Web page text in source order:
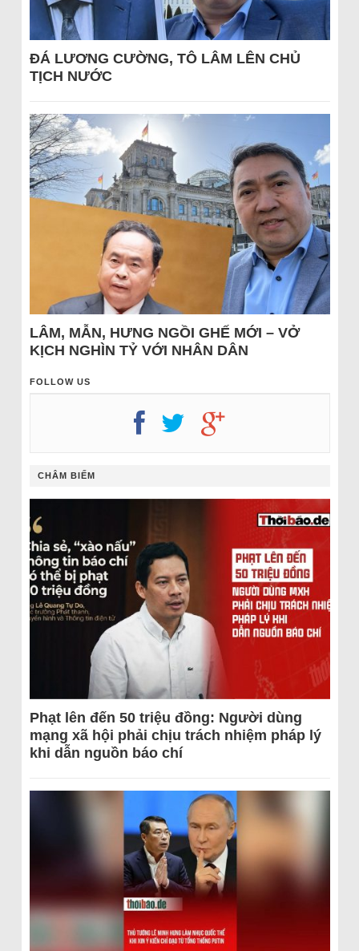
ĐÁ LƯƠNG CƯỜNG, TÔ LÂM LÊN CHỦ
TỊCH NƯỚC
LÂM, MẪN, HƯNG NGỒI GHẾ MỚI – VỞ
KỊCH NGHÌN TỶ VỚI NHÂN DÂN
FOLLOW US
CHÂM BIẾM
Phạt lên đến 50 triệu đồng: Người dùng
mạng xã hội phải chịu trách nhiệm pháp lý
khi dẫn nguồn báo chí